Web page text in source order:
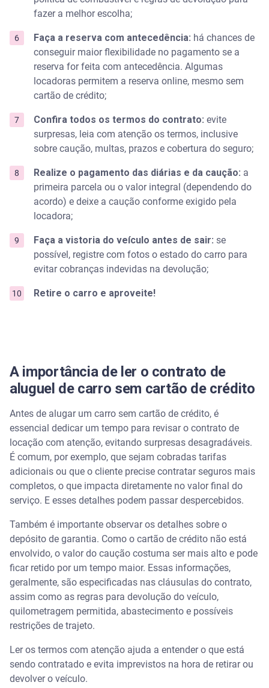
fazer a melhor escolha;
Faça a reserva com antecedência: há chances de
conseguir maior flexibilidade no pagamento se a
reserva for feita com antecedência. Algumas
locadoras permitem a reserva online, mesmo sem
cartão de crédito;
Confira todos os termos do contrato: evite
surpresas, leia com atenção os termos, inclusive
sobre caução, multas, prazos e cobertura do seguro;
Realize o pagamento das diárias e da caução: a
primeira parcela ou o valor integral (dependendo do
acordo) e deixe a caução conforme exigido pela
locadora;
Faça a vistoria do veículo antes de sair: se
possível, registre com fotos o estado do carro para
evitar cobranças indevidas na devolução;
Retire o carro e aproveite!
A importância de ler o contrato de
aluguel de carro sem cartão de crédito
Antes de alugar um carro sem cartão de crédito, é
essencial dedicar um tempo para revisar o contrato de
locação com atenção, evitando surpresas desagradáveis.
É comum, por exemplo, que sejam cobradas tarifas
adicionais ou que o cliente precise contratar seguros mais
completos, o que impacta diretamente no valor final do
serviço. E esses detalhes podem passar despercebidos.
Também é importante observar os detalhes sobre o
depósito de garantia. Como o cartão de crédito não está
envolvido, o valor do caução costuma ser mais alto e pode
ficar retido por um tempo maior. Essas informações,
geralmente, são especificadas nas cláusulas do contrato,
assim como as regras para devolução do veículo,
quilometragem permitida, abastecimento e possíveis
restrições de trajeto.
Ler os termos com atenção ajuda a entender o que está
sendo contratado e evita imprevistos na hora de retirar ou
devolver o veículo.